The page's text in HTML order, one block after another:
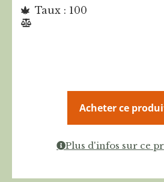
Taux : 100
Acheter ce
Plus d'infos sur ce